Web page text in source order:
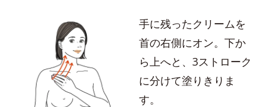
手に残ったクリームを
首の右側にオン。下か
ら上へと、3ストローク
に分けて塗りきりま
す。